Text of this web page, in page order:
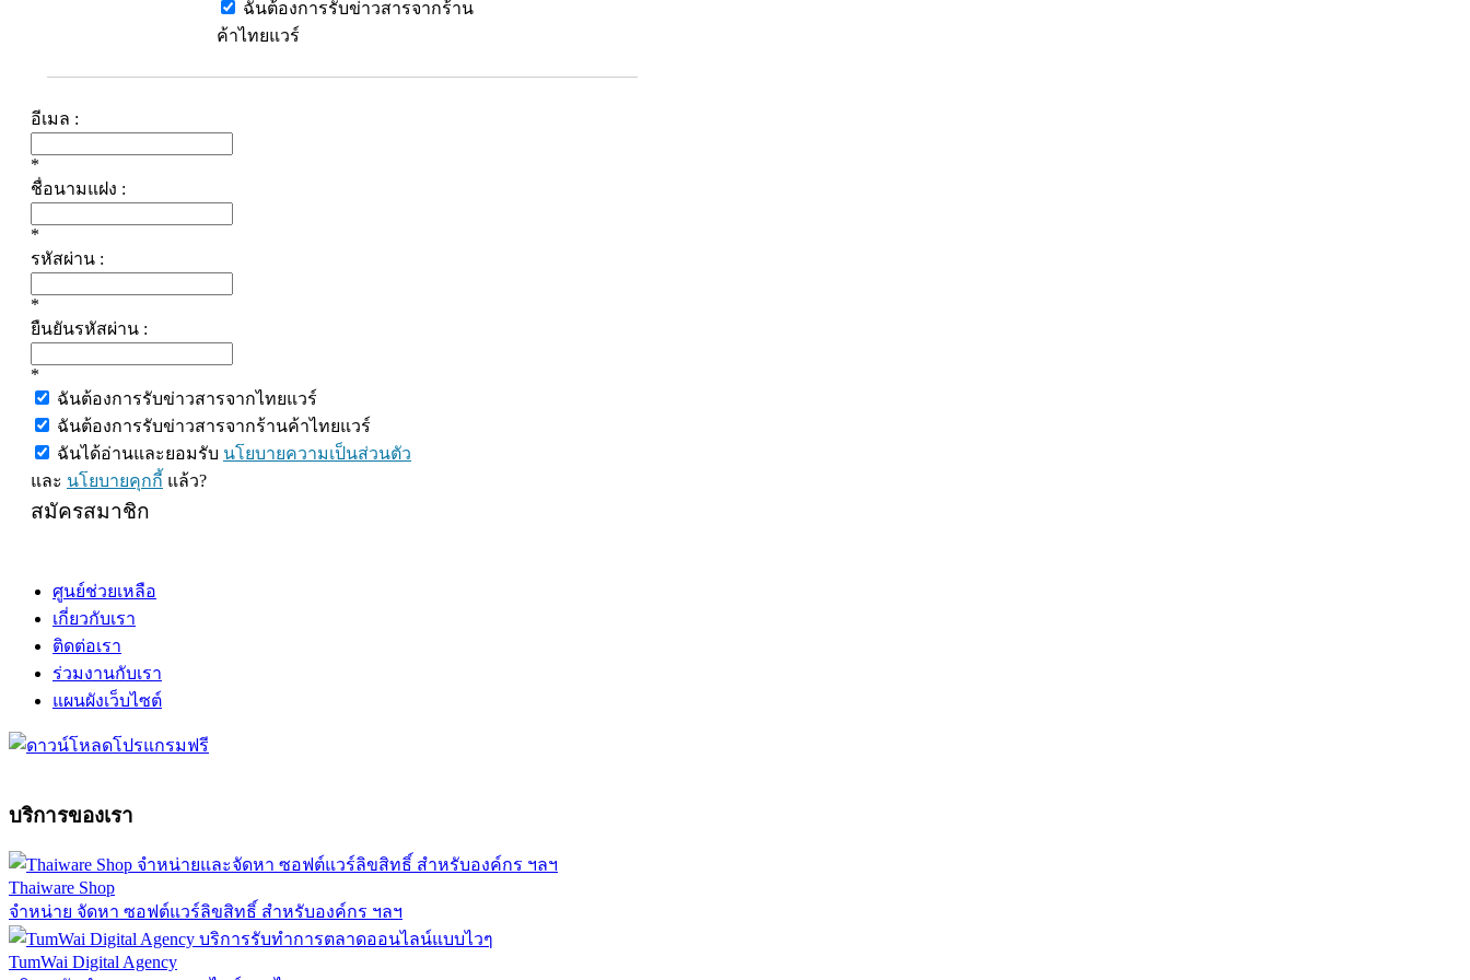
ฉันต้องการรับข่าวสารจากร้าน
ค้าไทยแวร์
อีเมล :
*
ชื่อนามแฝง :
*
รหัสผ่าน :
*
ยืนยันรหัสผ่าน :
*
ฉันต้องการรับข่าวสารจากไทยแวร์
ฉันต้องการรับข่าวสารจากร้านค้าไทยแวร์
ฉันได้อ่านและยอมรับ นโยบายความเป็นส่วนตัว
และ นโยบายคุกกี้ แล้ว?
สมัครสมาชิก
ศูนย์ช่วยเหลือ
เกี่ยวกับเรา
ติดต่อเรา
ร่วมงานกับเรา
แผนผังเว็บไซต์
บริการของเรา
Thaiware Shop
จำหน่าย จัดหา ซอฟต์แวร์ลิขสิทธิ์ สำหรับองค์กร ฯลฯ
TumWai Digital Agency